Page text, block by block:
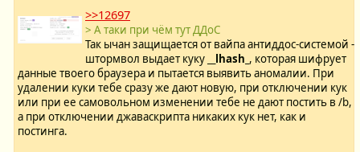
>>12697
> А таки при чём тут ДДоС
Так ычан защищается от вайпа антиддос-системой -
штормвол выдает куку
__lhash_ , которая шифрует
данные твоего браузера и пытается выявить аномалии. При
удалении куки тебе сразу же дают новую, при отключении кук
или при ее самовольном изменении тебе не дают постить в /b,
а при отключении джаваскрипта никаких кук нет, как и
постинга.